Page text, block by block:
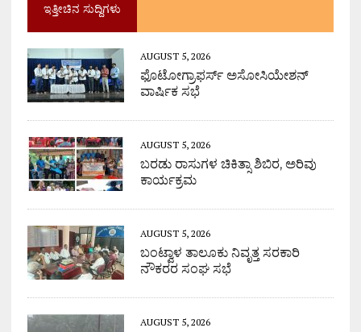
ಇತ್ತೀಚಿನ ಸುದ್ದಿಗಳು
AUGUST 5, 2026
ಫೊಟೋಗ್ರಾಫರ್ಸ್ ಅಸೋಸಿಯೇಶನ್
ವಾರ್ಷಿಕ ಸಭೆ
AUGUST 5, 2026
ಬರಡು ರಾಸುಗಳ ಚಿಕಿತ್ಸಾ ಶಿಬಿರ, ಅರಿವು
ಕಾರ್ಯಕ್ರಮ
AUGUST 5, 2026
ಬಂಟ್ವಾಳ ತಾಲೂಕು ನಿವೃತ್ತ ಸರಕಾರಿ
ನೌಕರರ ಸಂಘ ಸಭೆ
AUGUST 5, 2026